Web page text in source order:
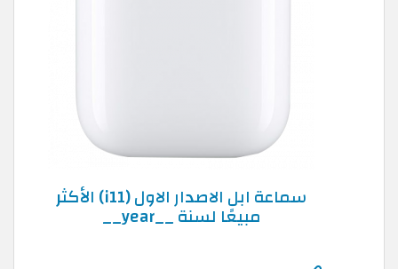
سماعة ابل الاصدار الاول (i11) الأكثر
مبيعًا لسنة __year__